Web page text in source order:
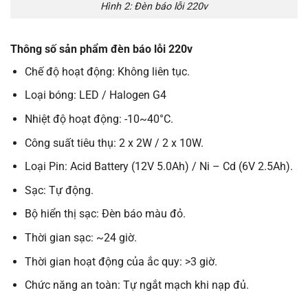
Hình 2: Đèn báo lỗi 220v
Thông số sản phẩm đèn báo lỗi 220v
Chế độ hoạt động: Không liên tục.
Loại bóng: LED / Halogen G4
Nhiệt độ hoạt động: -10~40°C.
Công suất tiêu thụ: 2 x 2W / 2 x 10W.
Loại Pin: Acid Battery (12V 5.0Ah) / Ni – Cd (6V 2.5Ah).
Sạc: Tự động.
Bộ hiển thị sạc: Đèn báo màu đỏ.
Thời gian sạc: ~24 giờ.
Thời gian hoạt động của ắc quy: >3 giờ.
Chức năng an toàn: Tự ngắt mạch khi nạp đủ.